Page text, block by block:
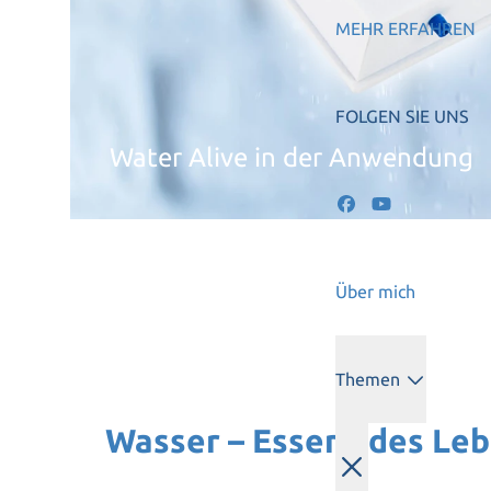
MEHR ERFAHREN
FOLGEN SIE UNS
Über mich
Themen
Water Alive in der Anwendung
Wasser – Essenz des